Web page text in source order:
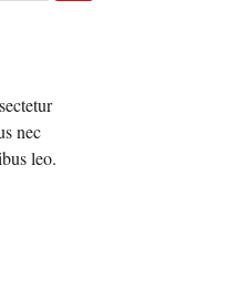
nec
leo.